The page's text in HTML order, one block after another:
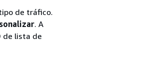
de tráfico.
. A
de lista de